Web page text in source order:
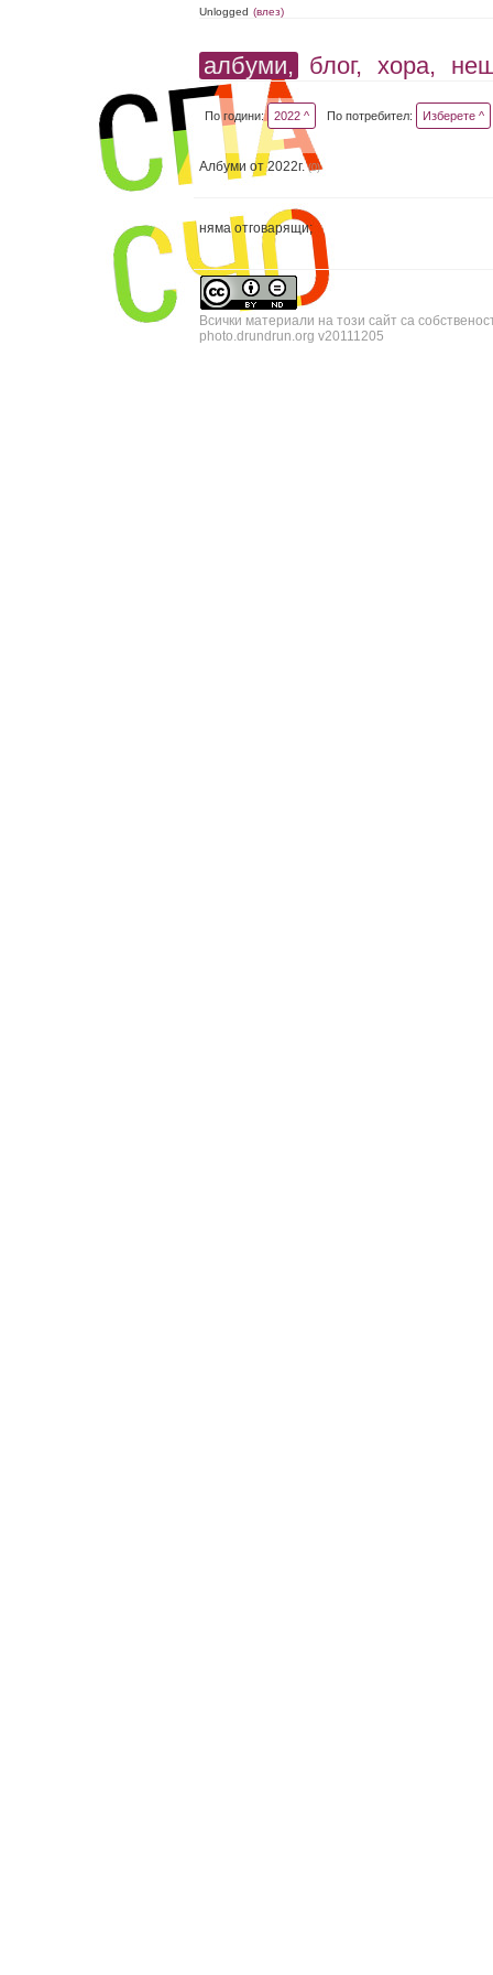
Unlogged (влез)
албуми, блог, хора,
По години: 2022 ^ По потребител: Изберете ^
Албуми от 2022г. (0)
няма отговарящи;
Всички материали на този сайт са
photo.drundrun.org v20111205